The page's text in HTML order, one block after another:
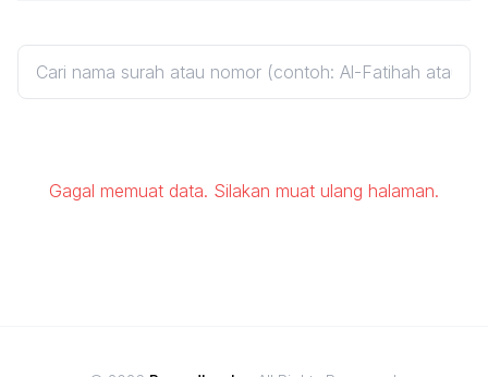
Gagal memuat data. Silakan muat ulang halaman.